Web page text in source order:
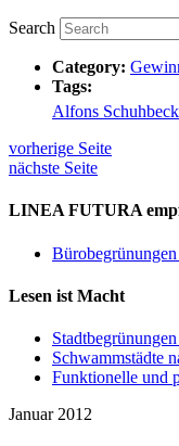
Search
Category:
Tags:
Alfons Schuhbeck
vorherige Seite
nächste Seite
LINEA FUTURA
Lesen ist Macht
Schwammstädte
Funktionelle und
Januar 2012